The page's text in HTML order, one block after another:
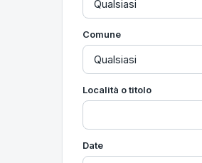
Comune
Località o titolo
Date